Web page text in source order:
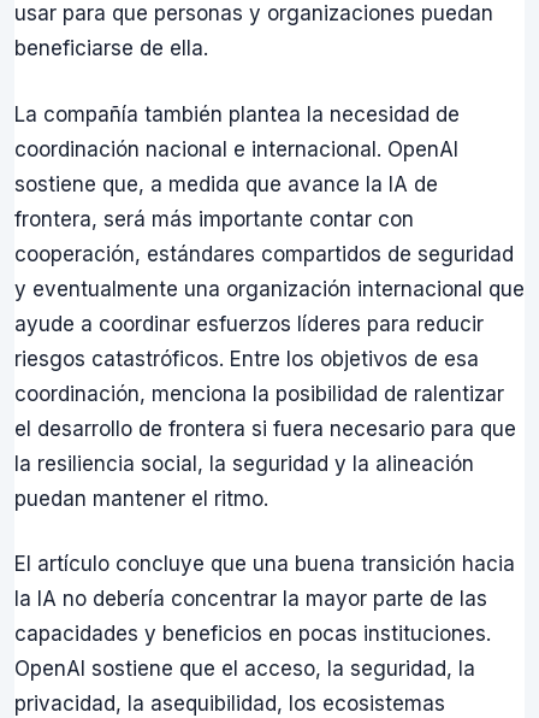
usar para que personas y organizaciones puedan
beneficiarse de ella.
La compañía también plantea la necesidad de
coordinación nacional e internacional. OpenAI
sostiene que, a medida que avance la IA de
frontera, será más importante contar con
cooperación, estándares compartidos de seguridad
y eventualmente una organización internacional que
ayude a coordinar esfuerzos líderes para reducir
riesgos catastróficos. Entre los objetivos de esa
coordinación, menciona la posibilidad de ralentizar
el desarrollo de frontera si fuera necesario para que
la resiliencia social, la seguridad y la alineación
puedan mantener el ritmo.
El artículo concluye que una buena transición hacia
la IA no debería concentrar la mayor parte de las
capacidades y beneficios en pocas instituciones.
OpenAI sostiene que el acceso, la seguridad, la
privacidad, la asequibilidad, los ecosistemas